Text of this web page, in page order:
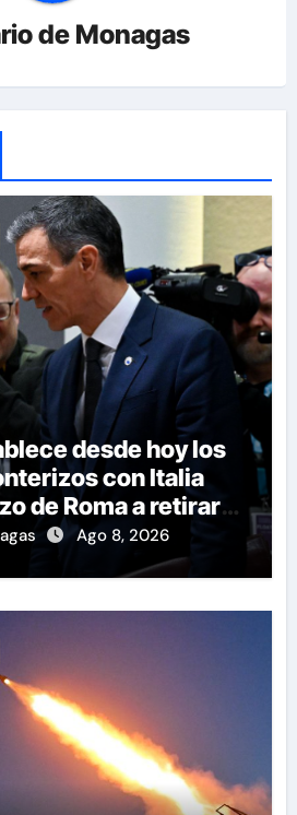
de Monagas
desde hoy los
con Italia
de Roma a retirar
Ago 8, 2026